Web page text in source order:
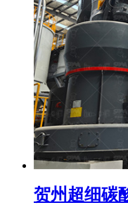
贺州超细碳